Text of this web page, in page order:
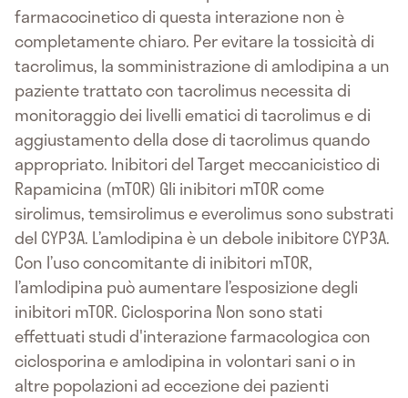
farmacocinetico di questa interazione non è
completamente chiaro. Per evitare la tossicità di
tacrolimus, la somministrazione di amlodipina a un
paziente trattato con tacrolimus necessita di
monitoraggio dei livelli ematici di tacrolimus e di
aggiustamento della dose di tacrolimus quando
appropriato. Inibitori del Target meccanicistico di
Rapamicina (mTOR) Gli inibitori mTOR come
sirolimus, temsirolimus e everolimus sono substrati
del CYP3A. L’amlodipina è un debole inibitore CYP3A.
Con l’uso concomitante di inibitori mTOR,
l’amlodipina può aumentare l’esposizione degli
inibitori mTOR. Ciclosporina Non sono stati
effettuati studi d'interazione farmacologica con
ciclosporina e amlodipina in volontari sani o in
altre popolazioni ad eccezione dei pazienti